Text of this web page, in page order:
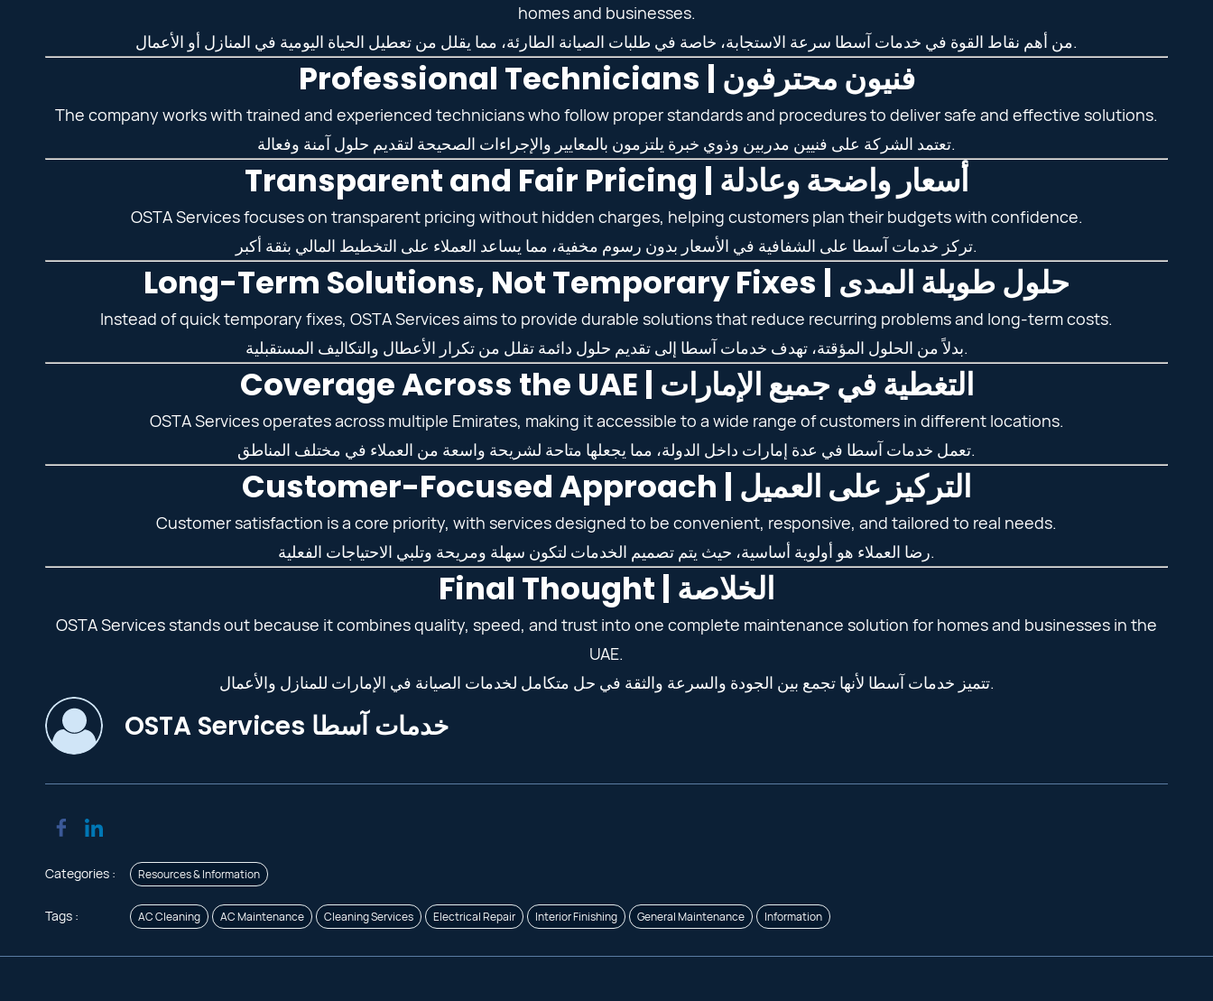
homes and businesses.
من أهم نقاط القوة في خدمات آسطا سرعة الاستجابة، خاصة في طلبات الصيانة الطارئة، مما يقلل من تعطيل الحياة اليومية في المنازل أو الأعمال.
Professional Technicians | فنيون محترفون
The company works with trained and experienced technicians who follow proper standards and procedures to deliver safe and effective solutions.
تعتمد الشركة على فنيين مدربين وذوي خبرة يلتزمون بالمعايير والإجراءات الصحيحة لتقديم حلول آمنة وفعالة.
Transparent and Fair Pricing | أسعار واضحة وعادلة
OSTA Services focuses on transparent pricing without hidden charges, helping customers plan their budgets with confidence.
تركز خدمات آسطا على الشفافية في الأسعار بدون رسوم مخفية، مما يساعد العملاء على التخطيط المالي بثقة أكبر.
Long-Term Solutions, Not Temporary Fixes | حلول طويلة المدى
Instead of quick temporary fixes, OSTA Services aims to provide durable solutions that reduce recurring problems and long-term costs.
بدلاً من الحلول المؤقتة، تهدف خدمات آسطا إلى تقديم حلول دائمة تقلل من تكرار الأعطال والتكاليف المستقبلية.
Coverage Across the UAE | التغطية في جميع الإمارات
OSTA Services operates across multiple Emirates, making it accessible to a wide range of customers in different locations.
تعمل خدمات آسطا في عدة إمارات داخل الدولة، مما يجعلها متاحة لشريحة واسعة من العملاء في مختلف المناطق.
Customer-Focused Approach | التركيز على العميل
Customer satisfaction is a core priority, with services designed to be convenient, responsive, and tailored to real needs.
رضا العملاء هو أولوية أساسية، حيث يتم تصميم الخدمات لتكون سهلة ومريحة وتلبي الاحتياجات الفعلية.
Final Thought | الخلاصة
OSTA Services stands out because it combines quality, speed, and trust into one complete maintenance solution for homes and businesses in the
UAE.
تتميز خدمات آسطا لأنها تجمع بين الجودة والسرعة والثقة في حل متكامل لخدمات الصيانة في الإمارات للمنازل والأعمال.
OSTA Services خدمات آسطا
Categories : Resources & Information
Tags : AC Cleaning AC Maintenance Cleaning Services Electrical Repair Interior Finishing General Maintenance Information